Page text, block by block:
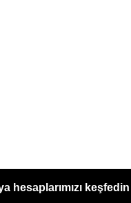
hesaplarımızı keşfedin